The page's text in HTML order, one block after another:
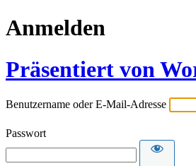
Anmelden
Präsentiert von
Benutzername oder E-Mail-Adresse
Passwort